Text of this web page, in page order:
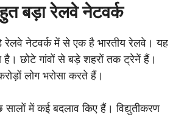
बड़ा रेलवे नेटवर्क
रेलवे नेटवर्क में से एक है भारतीय रेलवे। यह
है। छोटे गांवों से बड़े शहरों तक ट्रेनें हैं।
लोग भरोसा करते हैं।
में कई बदलाव किए हैं। विद्युतीकरण